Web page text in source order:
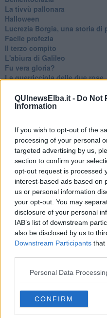
QUInewsElba.it - Do Not
Information
If you wish to opt-out of the
processing of your personal
targeted advertising by us,
section to confirm your
opt-out request is processed
interest-based ads based on
us or personal information
your opt-out. You may
disclosure of your personal
IAB’s list of downstream
also be disclosed by us to
Downstream Participants that
Personal Data
CONFIRM
La tivvù pallonara
Halloween
​Lucrezia Borgia, una storia di
Facile profezia
Il terzo compito
L'abiura di Galileo
Fu vera gloria?
La guerricciola delle due rose
Alla fermata dell'autobus
La repressione sessuale per
Foto storica
Esequie solenni
Nostalgia del sangue blu
Teste calde
Non avere e non essere
Armiamoci e... avviatevi
Da Capodanno a Carnevale
Schizzi di fango
Sor-riso amaro
Fine anno al ristorante
La festa di Capodanno
Natale 2024
Re e regnanti
Una performance
Il compagno
​Io (allo specchio)
Tramonto
Passato, presente, futuro